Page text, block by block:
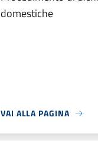
domestiche
VAI ALLA PAGINA